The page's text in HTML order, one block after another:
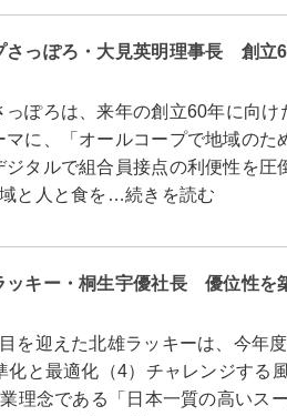
さっぽろ・大見英明理事長 創立
ぽろは、来年の創立60年に向け
に、「オールコープで地域のた
タルで組合員接点の利便性を圧
と人と食を…続きを読む
ッキー・桐生宇優社長 優位性を
を迎えた北雄ラッキーは、今年
化と最適化（4）チャレンジする
理念である「日本一質の高いス